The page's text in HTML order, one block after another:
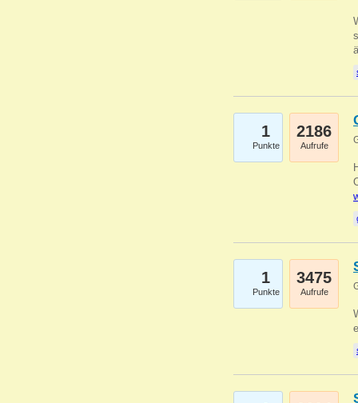
1
Punkte
2186
Aufrufe
1
Punkte
3475
Aufrufe